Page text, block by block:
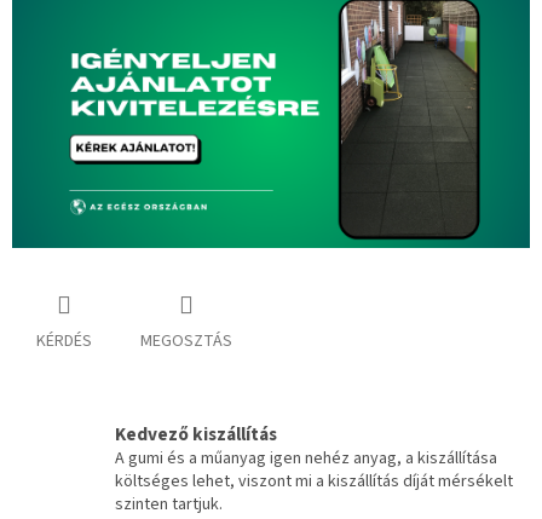
KÉRDÉS MEGOSZTÁS
Kedvező kiszállítás
A gumi és a műanyag igen nehéz anyag, a kiszállítása
költséges lehet, viszont mi a kiszállítás díját mérsékelt
szinten tartjuk.